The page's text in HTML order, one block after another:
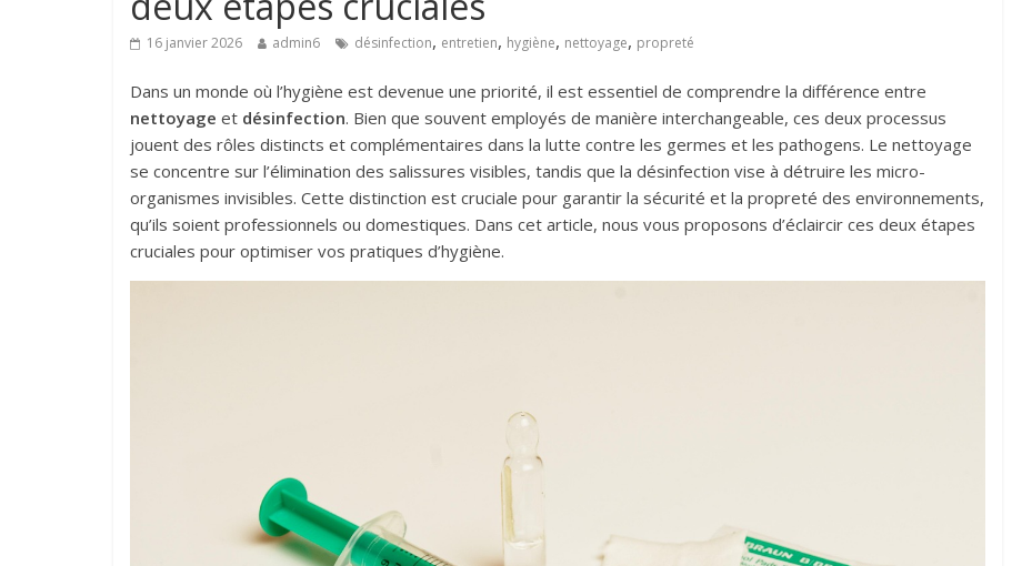
16 janvier 2026 admin6 désinfection, entretien, hygiène, nettoyage, propreté
Dans un monde où l’hygiène est devenue une priorité, il est essentiel de comprendre la différence entre
nettoyage et désinfection. Bien que souvent employés de manière interchangeable, ces deux processus
jouent des rôles distincts et complémentaires dans la lutte contre les germes et les pathogens. Le nettoyage
se concentre sur l’élimination des salissures visibles, tandis que la désinfection vise à détruire les micro-
organismes invisibles. Cette distinction est cruciale pour garantir la sécurité et la propreté des environnements,
qu’ils soient professionnels ou domestiques. Dans cet article, nous vous proposons d’éclaircir ces deux étapes
cruciales pour optimiser vos pratiques d’hygiène.